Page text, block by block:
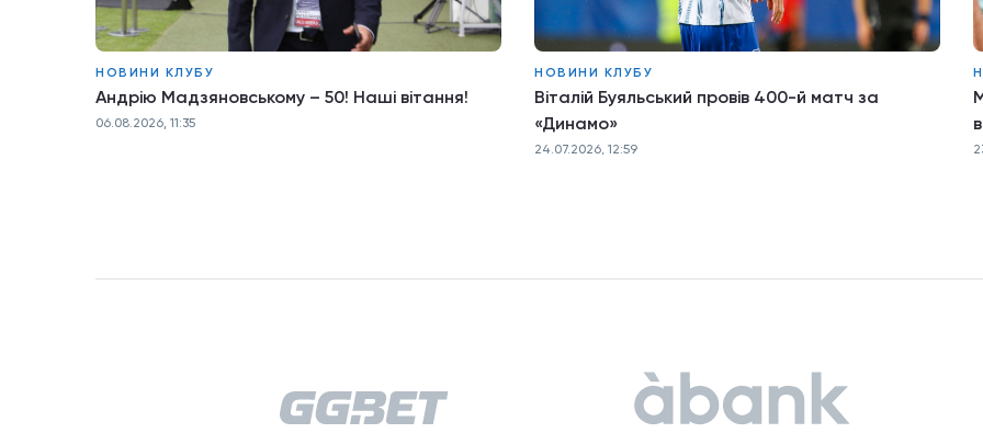
НОВИНИ КЛУБУ
Андрію Мадзяновському – 50! Наші вітання!
06.08.2026, 11:35
НОВИНИ КЛУБУ
Віталій Буяльський провів 400-й матч за
«Динамо»
24.07.2026, 12:59